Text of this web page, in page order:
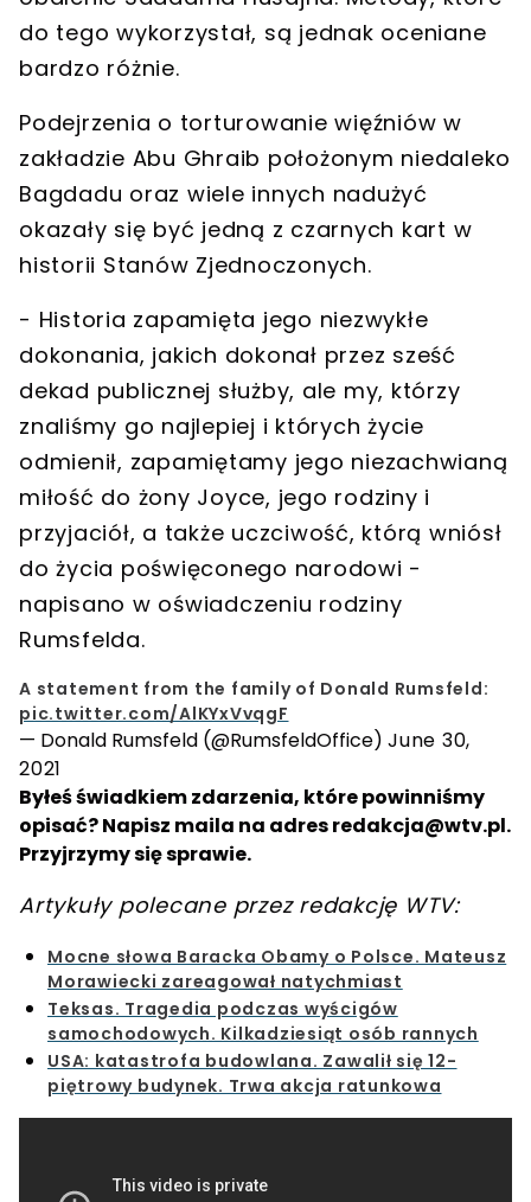
do tego wykorzystał, są jednak oceniane
bardzo różnie.
Podejrzenia o torturowanie więźniów w
zakładzie Abu Ghraib położonym niedaleko
Bagdadu oraz wiele innych nadużyć
okazały się być jedną z czarnych kart w
historii Stanów Zjednoczonych.
- Historia zapamięta jego niezwykłe
dokonania, jakich dokonał przez sześć
dekad publicznej służby, ale my, którzy
znaliśmy go najlepiej i których życie
odmienił, zapamiętamy jego niezachwianą
miłość do żony Joyce, jego rodziny i
przyjaciół, a także uczciwość, którą wniósł
do życia poświęconego narodowi -
napisano w oświadczeniu rodziny
Rumsfelda.
A statement from the family of Donald Rumsfeld:
pic.twitter.com/AlKYxVvqgF
— Donald Rumsfeld (@RumsfeldOffice) June 30,
2021
Byłeś świadkiem zdarzenia, które powinniśmy
opisać? Napisz maila na adresredakcja@wtv.pl.
Przyjrzymy się sprawie.
Artykuły polecane przez redakcję WTV:
Mocne słowa Baracka Obamy o Polsce. Mateusz
Morawiecki zareagował natychmiast
Teksas. Tragedia podczas wyścigów
samochodowych. Kilkadziesiąt osób rannych
USA: katastrofa budowlana. Zawalił się 12-
piętrowy budynek. Trwa akcja ratunkowa